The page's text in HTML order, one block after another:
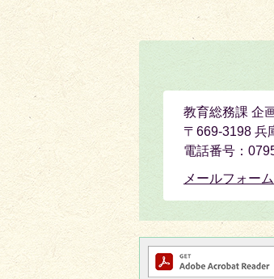
教育総務課 企
〒669-3198 兵
電話番号：
メールフォー